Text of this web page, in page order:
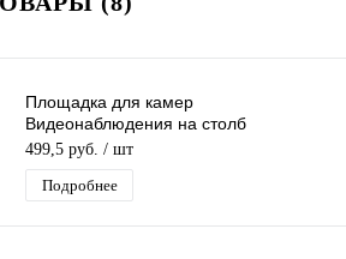
Площадка для камер
Видеонаблюдения на столб
универсальная MalkaTech PV1
499,5 руб. / шт
Подробнее